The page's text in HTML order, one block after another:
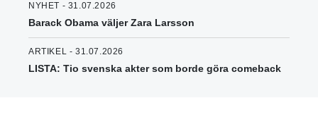
NYHET - 31.07.2026
Barack Obama väljer Zara Larsson
ARTIKEL - 31.07.2026
LISTA: Tio svenska akter som borde göra comeback